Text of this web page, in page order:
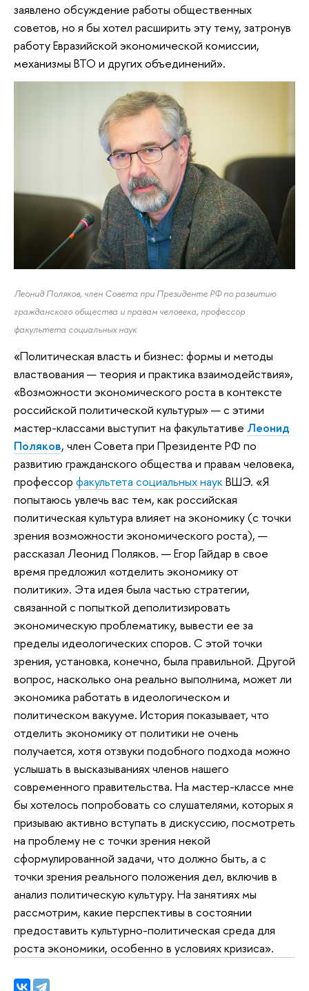
заявлено обсуждение работы общественных
советов, но я бы хотел расширить эту тему, затронув
работу Евразийской экономической комиссии,
механизмы ВТО и других объединений».
Леонид Поляков, член Совета при Президенте РФ по развитию
гражданского общества и правам человека, профессор
факультета социальных наук
«Политическая власть и бизнес: формы и методы
властвования — теория и практика взаимодействия»,
«Возможности экономического роста в контексте
российской политической культуры» — с этими
мастер-классами выступит на факультативе Леонид
Поляков, член Совета при Президенте РФ по
развитию гражданского общества и правам человека,
профессор факультета социальных наукВШЭ. «Я
попытаюсь увлечь вас тем, как российская
политическая культура влияет на экономику (с точки
зрения возможности экономического роста), —
рассказал Леонид Поляков. — Егор Гайдар в свое
время предложил «отделить экономику от
политики». Эта идея была частью стратегии,
связанной с попыткой деполитизировать
экономическую проблематику, вывести ее за
пределы идеологических споров. С этой точки
зрения, установка, конечно, была правильной. Другой
вопрос, насколько она реально выполнима, может ли
экономика работать в идеологическом и
политическом вакууме. История показывает, что
отделить экономику от политики не очень
получается, хотя отзвуки подобного подхода можно
услышать в высказываниях членов нашего
современного правительства. На мастер-классе мне
бы хотелось попробовать со слушателями, которых я
призываю активно вступать в дискуссию, посмотреть
на проблему не с точки зрения некой
сформулированной задачи, что должно быть, а с
точки зрения реального положения дел, включив в
анализ политическую культуру. На занятиях мы
рассмотрим, какие перспективы в состоянии
предоставить культурно-политическая среда для
роста экономики, особенно в условиях кризиса».